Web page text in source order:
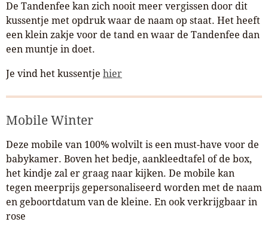
De Tandenfee kan zich nooit meer vergissen door dit
kussentje met opdruk waar de naam op staat. Het heeft
een klein zakje voor de tand en waar de Tandenfee dan
een muntje in doet.
Je vind het kussentje hier
Mobile Winter
Deze mobile van 100% wolvilt is een must-have voor de
babykamer. Boven het bedje, aankleedtafel of de box,
het kindje zal er graag naar kijken. De mobile kan
tegen meerprijs gepersonaliseerd worden met de naam
en geboortdatum van de kleine. En ook verkrijgbaar in
rose